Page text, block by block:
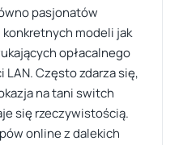
pasjonatów
modeli jak
opłacalnego
Często zdarza się,
na tani switch
się rzeczywistością.
online z dalekich